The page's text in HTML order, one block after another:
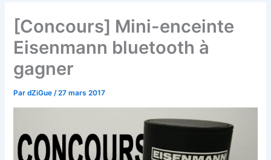
[Concours] Mini-enceinte
Eisenmann bluetooth à
gagner
PardZiGue/27 mars 2017